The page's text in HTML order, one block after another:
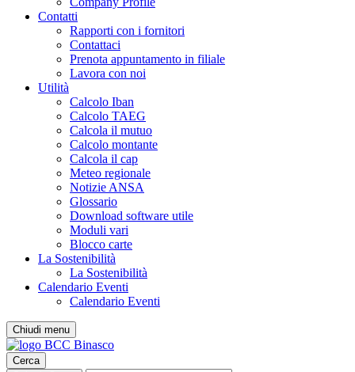
Contatti
Rapporti con i fornitori
Contattaci
Prenota appuntamento in filiale
Lavora con noi
Utilità
Calcolo Iban
Calcolo TAEG
Calcola il mutuo
Calcolo montante
Calcola il cap
Meteo regionale
Notizie ANSA
Glossario
Download software utile
Moduli vari
Blocco carte
La Sostenibilità
La Sostenibilità
Calendario Eventi
Calendario Eventi
Chiudi menu
Cerca